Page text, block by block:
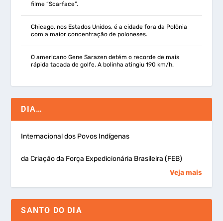
filme “Scarface”.
Chicago, nos Estados Unidos, é a cidade fora da Polônia
com a maior concentração de poloneses.
O americano Gene Sarazen detém o recorde de mais
rápida tacada de golfe. A bolinha atingiu 190 km/h.
DIA…
Internacional dos Povos Indígenas
da Criação da Força Expedicionária Brasileira (FEB)
Veja mais
SANTO DO DIA